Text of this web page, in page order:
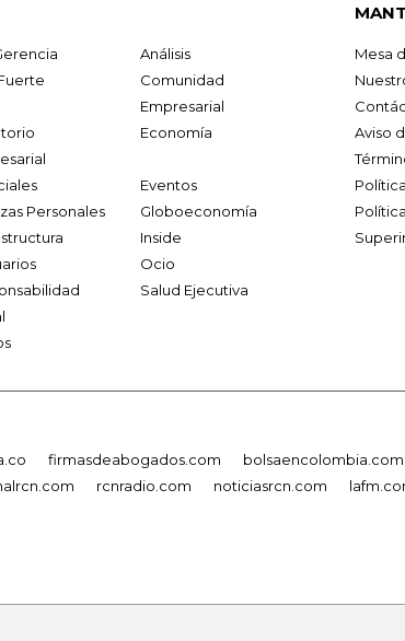
Análisis
Comunidad
Empresarial
Economía
Eventos
Personales
Globoeconomía
Inside
Ocio
Salud Ejecutiva
Mesa
Aviso
firmasdeabogados.com
bolsaencolombia.com
rcnradio.com noticiasrcn.com